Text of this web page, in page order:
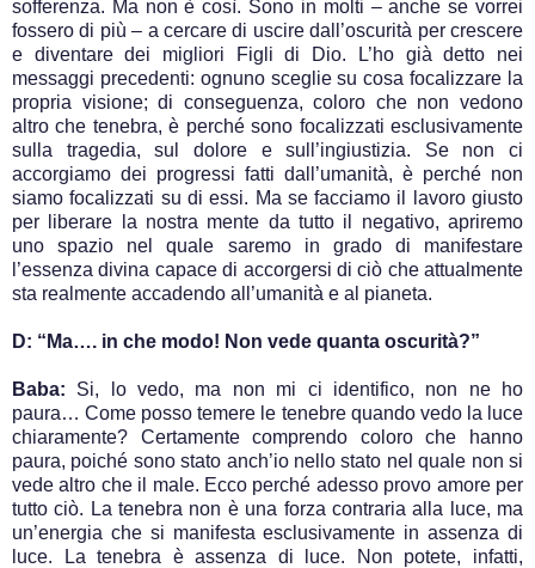
sofferenza. Ma non è così. Sono in molti – anche se vorrei
fossero di più – a cercare di uscire dall’oscurità per crescere
e diventare dei migliori Figli di Dio. L’ho già detto nei
messaggi precedenti: ognuno sceglie su cosa focalizzare la
propria visione; di conseguenza, coloro che non vedono
altro che tenebra, è perché sono focalizzati esclusivamente
sulla tragedia, sul dolore e sull’ingiustizia. Se non ci
accorgiamo dei progressi fatti dall’umanità, è perché non
siamo focalizzati su di essi. Ma se facciamo il lavoro giusto
per liberare la nostra mente da tutto il negativo, apriremo
uno spazio nel quale saremo in grado di manifestare
l’essenza divina capace di accorgersi di ciò che attualmente
sta realmente accadendo all’umanità e al pianeta.
D: “Ma…. in che modo! Non vede quanta oscurità?”
Baba: Si, lo vedo, ma non mi ci identifico, non ne ho
paura… Come posso temere le tenebre quando vedo la luce
chiaramente? Certamente comprendo coloro che hanno
paura, poiché sono stato anch’io nello stato nel quale non si
vede altro che il male. Ecco perché adesso provo amore per
tutto ciò. La tenebra non è una forza contraria alla luce, ma
un’energia che si manifesta esclusivamente in assenza di
luce. La tenebra è assenza di luce. Non potete, infatti,